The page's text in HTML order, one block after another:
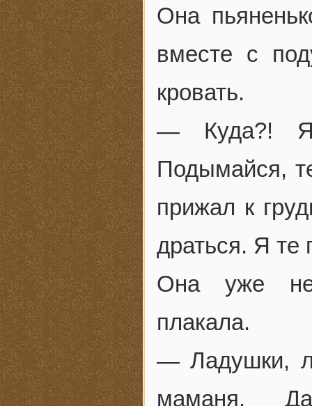
Она
вместе с
кровать.
— Куда?! Я
Подымайся,
прижал к
драться. Я те
Она уже не
плакала.
— Ладушки,
маманя.